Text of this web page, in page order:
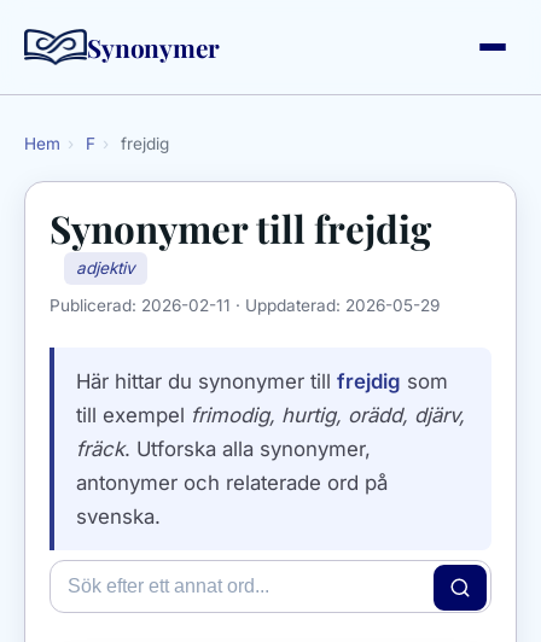
Synonymer
Hem › F › frejdig
Synonymer till frejdig
adjektiv
Publicerad: 2026-02-11 · Uppdaterad: 2026-05-29
Här hittar du synonymer till frejdig som
till exempel frimodig, hurtig, orädd, djärv,
fräck. Utforska alla synonymer,
antonymer och relaterade ord på
svenska.